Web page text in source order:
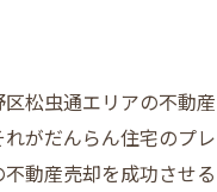
松虫通エリアの不動
がだんらん住宅のプレ
不動産売却を成功させ